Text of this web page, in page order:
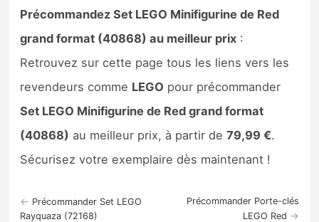
Précommandez Set LEGO Minifigurine de Red
grand format (40868) au meilleur prix :
Retrouvez sur cette page tous les liens vers les
revendeurs comme LEGO pour précommander
Set LEGO Minifigurine de Red grand format
(40868) au meilleur prix, à partir de79,99 €.
Sécurisez votre exemplaire dès maintenant !
← Précommander Set LEGO
Rayquaza (72168)
Précommander Porte-clés
LEGO Red →